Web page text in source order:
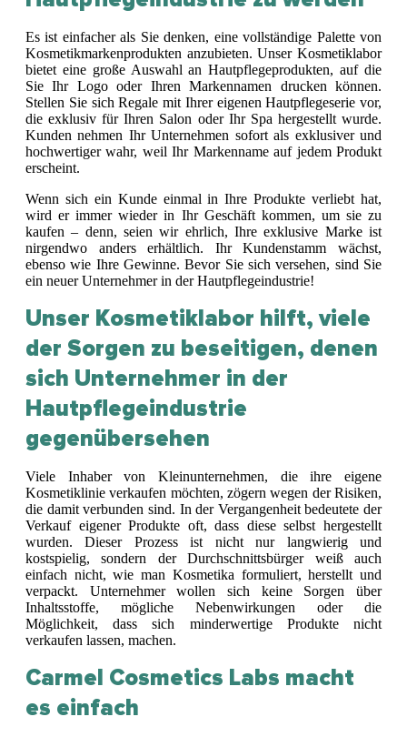
Es ist einfacher als Sie denken, eine vollständige Palette von
Kosmetikmarkenprodukten anzubieten. Unser Kosmetiklabor
bietet eine große Auswahl an Hautpflegeprodukten, auf die
Sie Ihr Logo oder Ihren Markennamen drucken können.
Stellen Sie sich Regale mit Ihrer eigenen Hautpflegeserie vor,
die exklusiv für Ihren Salon oder Ihr Spa hergestellt wurde.
Kunden nehmen Ihr Unternehmen sofort als exklusiver und
hochwertiger wahr, weil Ihr Markenname auf jedem Produkt
erscheint.
Wenn sich ein Kunde einmal in Ihre Produkte verliebt hat,
wird er immer wieder in Ihr Geschäft kommen, um sie zu
kaufen – denn, seien wir ehrlich, Ihre exklusive Marke ist
nirgendwo anders erhältlich. Ihr Kundenstamm wächst,
ebenso wie Ihre Gewinne. Bevor Sie sich versehen, sind Sie
ein neuer Unternehmer in der Hautpflegeindustrie!
Unser Kosmetiklabor hilft, viele
der Sorgen zu beseitigen, denen
sich Unternehmer in der
Hautpflegeindustrie
gegenübersehen
Viele Inhaber von Kleinunternehmen, die ihre eigene
Kosmetiklinie verkaufen möchten, zögern wegen der Risiken,
die damit verbunden sind. In der Vergangenheit bedeutete der
Verkauf eigener Produkte oft, dass diese selbst hergestellt
wurden. Dieser Prozess ist nicht nur langwierig und
kostspielig, sondern der Durchschnittsbürger weiß auch
einfach nicht, wie man Kosmetika formuliert, herstellt und
verpackt. Unternehmer wollen sich keine Sorgen über
Inhaltsstoffe, mögliche Nebenwirkungen oder die
Möglichkeit, dass sich minderwertige Produkte nicht
verkaufen lassen, machen.
Carmel Cosmetics Labs macht
es einfach